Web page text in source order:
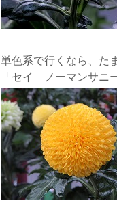
単色系で行くなら、た
「セイ ノーマンサニー